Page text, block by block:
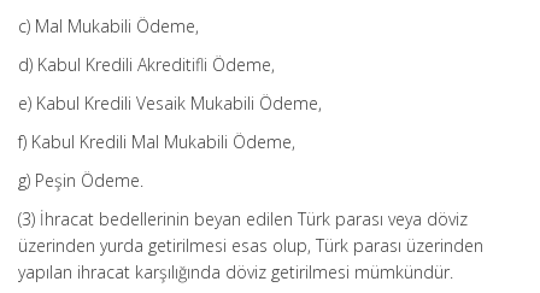
c) Mal Mukabili Ödeme,
d) Kabul Kredili Akreditifli Ödeme,
e) Kabul Kredili Vesaik Mukabili Ödeme,
f) Kabul Kredili Mal Mukabili Ödeme,
g) Peşin Ödeme.
(3) İhracat bedellerinin beyan edilen Türk parası veya döviz
üzerinden yurda getirilmesi esas olup, Türk parası üzerinden
yapılan ihracat karşılığında döviz getirilmesi mümkündür.